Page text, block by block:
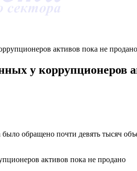
активов пока не продано
у коррупционеров
было обращено почти девять тысяч